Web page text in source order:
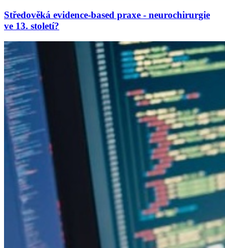
Středověká evidence-based praxe - neurochirurgie
ve 13. století?